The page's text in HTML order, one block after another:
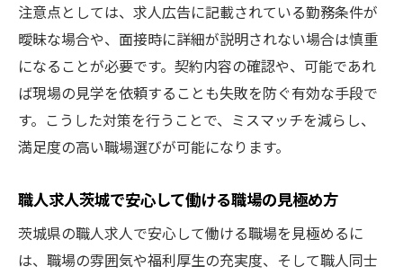
職人求人募集茨城で働きやすさが重視され
る訳
茨城の職人求人が人気な働きやすさの秘密
求人募集茨城職人パートが選ばれる理由を
紹介
は
働きやすい環境の茨城職人求人募集の特徴
続けやすさ重視の職人パート求人探し術
注意点としては、求人広告に記載されている勤務条件が
曖昧な場合や、面接時に詳細が説明されない場合は慎重
になることが必要です。契約内容の確認や、可能であれ
ば現場の見学を依頼することも失敗を防ぐ有効な手段で
す。こうした対策を行うことで、ミスマッチを減らし、
満足度の高い職場選びが可能になります。
職人求人茨城で安心して働ける職場の見極め方
茨城県の職人求人で安心して働ける職場を見極めるに
は、職場の雰囲気や福利厚生の充実度、そして職人同士